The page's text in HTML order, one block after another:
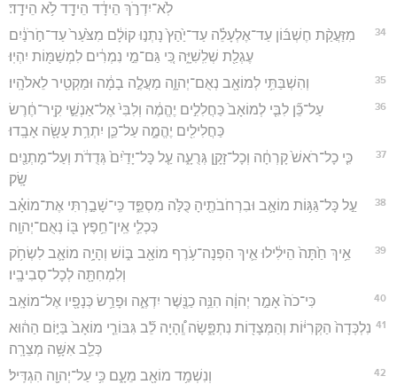
לֹֽא־יִדְרֹ֣ךְ הֵידָ֔ד הֵידָ֖ד לֹ֥א הֵידָֽד׃
34
מִזַּעֲקַ֨ת חֶשְׁבּ֜וֹן עַד־אֶלְעָלֵ֗ה עַד־יַ֙הַץ֙ נָתְנ֣וּ קוֹלָ֔ם מִצֹּ֙עַר֙ עַד־חֹ֣רֹנַ֔יִם
עֶגְלַ֖ת שְׁלִֽשִׁיָּ֑ה כִּ֚י גַּם־מֵ֣י נִמְרִ֔ים לִמְשַׁמּ֖וֹת יִהְיֽוּ׃
35 וְהִשְׁבַּתִּ֥י לְמוֹאָ֖ב נְאֻם־יְהוָ֑ה מַעֲלֶ֣ה בָמָ֔ה וּמַקְטִ֖יר לֵאלֹהָֽיו׃
36
עַל־כֵּ֞ן לִבִּ֤י לְמוֹאָב֙ כַּחֲלִלִ֣ים יֶהֱמֶ֔ה וְלִבִּי֙ אֶל־אַנְשֵׁ֣י קִֽיר־חֶ֔רֶשׂ
כַּחֲלִילִ֖ים יֶהֱמֶ֑ה עַל־כֵּ֛ן יִתְרַ֥ת עָשָׂ֖ה אָבָֽדוּ׃
37
כִּ֤י כָל־רֹאשׁ֙ קָרְחָ֔ה וְכָל־זָקָ֖ן גְּרֻעָ֑ה עַ֤ל כָּל־יָדַ֙יִם֙ גְּדֻדֹ֔ת וְעַל־מָתְנַ֖יִם
שָֽׂק׃
38
עַ֣ל כָּל־גַּגּ֥וֹת מוֹאָ֛ב וּבִרְחֹבֹתֶ֖יהָ כֻּלֹּ֣ה מִסְפֵּ֑ד כִּֽי־שָׁבַ֣רְתִּי אֶת־מוֹאָ֗ב
כִּכְלִ֛י אֵֽין־חֵ֥פֶץ בּ֖וֹ נְאֻם־יְהוָֽה׃
39
אֵ֥יךְ חַ֙תָּה֙ הֵילִ֔ילוּ אֵ֛יךְ הִפְנָה־עֹ֥רֶף מוֹאָ֖ב בּ֑וֹשׁ וְהָיָ֥ה מוֹאָ֛ב לִשְׂחֹ֥ק
וְלִמְחִתָּ֖ה לְכָל־סְבִיבָֽיו׃
40 כִּי־כֹה֙ אָמַ֣ר יְהוָ֔ה הִנֵּ֥ה כַנֶּ֖שֶׁר יִדְאֶ֑ה וּפָרַ֥שׂ כְּנָפָ֖יו אֶל־מוֹאָֽב׃
41 נִלְכְּדָה֙ הַקְּרִיּ֔וֹת וְהַמְּצָד֖וֹת נִתְפָּ֑שָׂה וְֽ֠הָיָה לֵ֞ב גִּבּוֹרֵ֤י מוֹאָב֙ בַּיּ֣וֹם הַה֔וּא
כְּלֵ֖ב אִשָּׁ֥ה מְצֵרָֽה׃
42 וְנִשְׁמַ֥ד מוֹאָ֖ב מֵעָ֑ם כִּ֥י עַל־יְהוָ֖ה הִגְדִּֽיל׃